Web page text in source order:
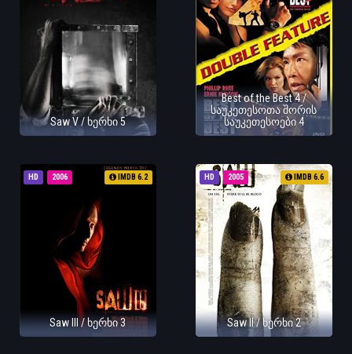
Saw V / ხერხი 5
Best of the Best 4 /
საუკეთესოთა შორის
საუკეთესოები 4
HD 2006 IMDB 6.2
Saw III / ხერხი 3
HD 2005 IMDB 6.6
Saw II / ხერხი 2